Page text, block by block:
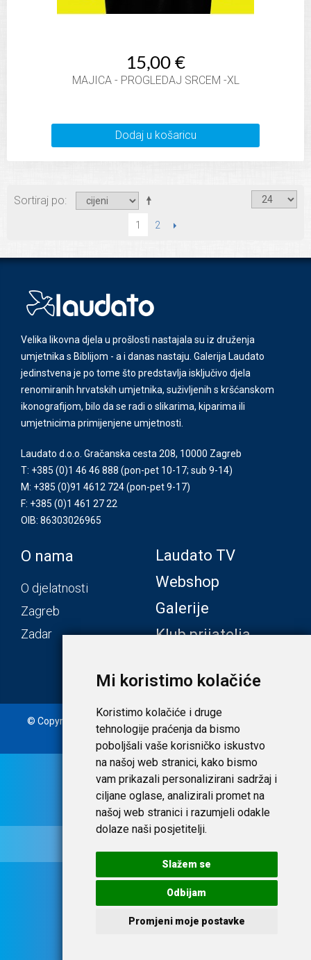
Mi koristimo kolačiće
Koristimo kolačiće i druge
tehnologije praćenja da bismo
poboljšali vaše korisničko iskustvo
na našoj web stranici, kako bismo
vam prikazali personalizirani sadržaj i
ciljane oglase, analizirali promet na
našoj web stranici i razumjeli odakle
dolaze naši posjetitelji.
Slažem se
Odbijam
Promjeni moje postavke
15,00 €
MAJICA - PROGLEDAJ SRCEM -XL
Dodaj u košaricu
Sortiraj po
1 2 SLIJEDEĆI
Velika likovna djela u prošlosti nastajala su iz druženja
umjetnika s Biblijom - a i danas nastaju. Galerija Laudato
jedinstvena je po tome što predstavlja isključivo djela
renomiranih hrvatskih umjetnika, suživljenih s kršćanskom
ikonografijom, bilo da se radi o slikarima, kiparima ili
umjetnicima primijenjene umjetnosti.
Laudato d.o.o. Gračanska cesta 208, 10000 Zagreb
T: +385 (0)1 46 46 888 (pon-pet 10-17; sub 9-14)
M: +385 (0)91 4612 724(pon-pet 9-17)
F: +385 (0)1 461 27 22
OIB: 86303026965
O nama
O djelatnosti
Zagreb
Zadar
Laudato TV
Webshop
Galerije
Klub prijatelja
© Copyright 2020. Laudato d.o.o. | Tečaj konverzije: 1 EUR =
7,53450 HRK | Uvjeti i privatnost